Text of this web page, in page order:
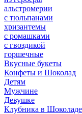
альстромерии
с тюльпанами
хризантемы
с ромашками
с гвоздикой
горшечные
Вкусные букеты
Конфеты и Шоколад
Детям
Мужчине
Девушке
Клубника в Шоколаде